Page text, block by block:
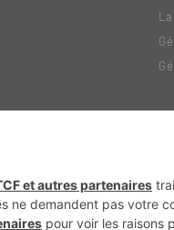
Génération Sans Permis VTTAE.fr